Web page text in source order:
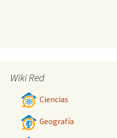
Wiki Red
Ciencias
Geografía